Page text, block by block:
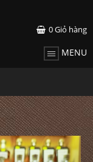
0Giỏ hàng
MENU